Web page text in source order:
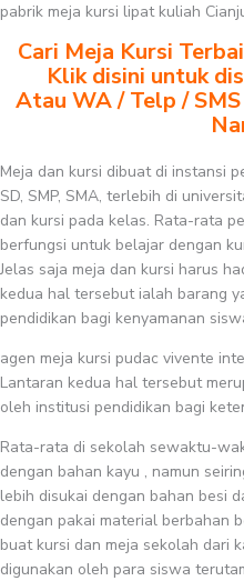
pabrik meja kursi lipat kuliah
Cari Meja Kursi
Klik disini untuk
Atau WA / Telp /
Meja dan kursi dibuat di instansi
SD, SMP, SMA, terlebih di
dan kursi pada kelas. Rata-rata
berfungsi untuk belajar dengan
Jelas saja meja dan kursi harus
kedua hal tersebut ialah barang
pendidikan bagi kenyamanan
agen meja kursi pudac vivente
Lantaran kedua hal tersebut
oleh institusi pendidikan bagi
Rata-rata di sekolah sewaktu-
dengan bahan kayu , namun
lebih disukai dengan bahan besi
dengan pakai material berbahan
buat kursi dan meja sekolah dari
digunakan oleh para siswa